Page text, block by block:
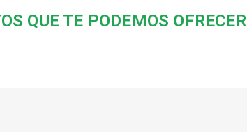
QUE TE PODEMOS OFRECER